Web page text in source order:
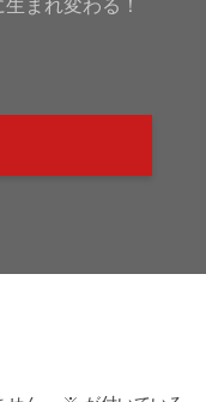
まれ変わる！